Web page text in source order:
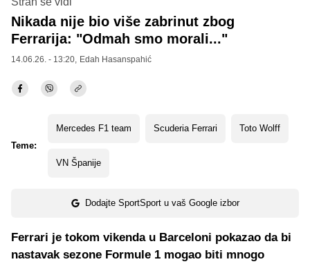
Nikada nije bio više zabrinut zbog
Ferrarija: "Odmah smo morali..."
14.06.26. - 13:20, Edah Hasanspahić
Teme:
Mercedes F1 team Scuderia Ferrari Toto Wolff
VN Španije
Dodajte SportSport u vaš Google izbor
Ferrari je tokom vikenda u Barceloni pokazao da bi
nastavak sezone Formule 1 mogao biti mnogo